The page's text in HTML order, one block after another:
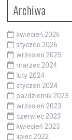
Archiwa
kwiecień 2026
styczeń 2026
wrzesień 2025
marzec 2024
luty 2024
styczeń 2024
październik 2023
wrzesień 2023
czerwiec 2023
kwiecień 2023
lipiec 2022